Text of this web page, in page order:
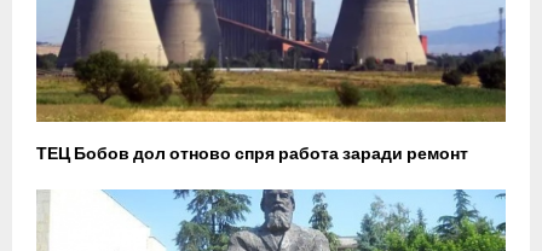
ТЕЦ Бобов дол отново спря работа заради ремонт